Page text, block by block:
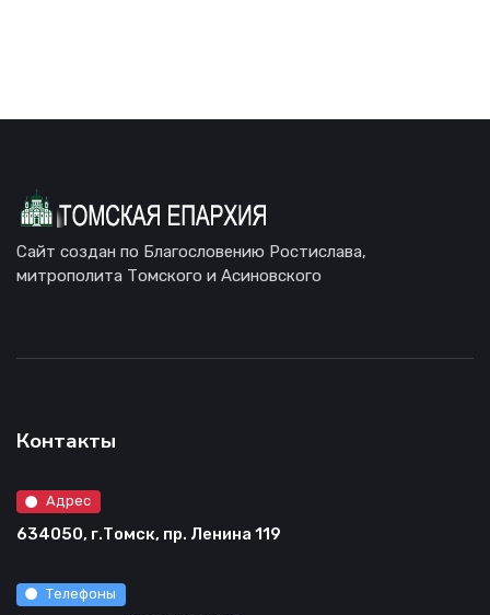
Сайт создан по Благословению Ростислава,
митрополита Томского и Асиновского
Контакты
Адрес
634050, г.Томск, пр. Ленина 119
Телефоны